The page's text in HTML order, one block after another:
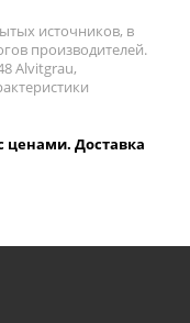
источников, в
производителей.
Alvitgrau,
ценами. Доставка